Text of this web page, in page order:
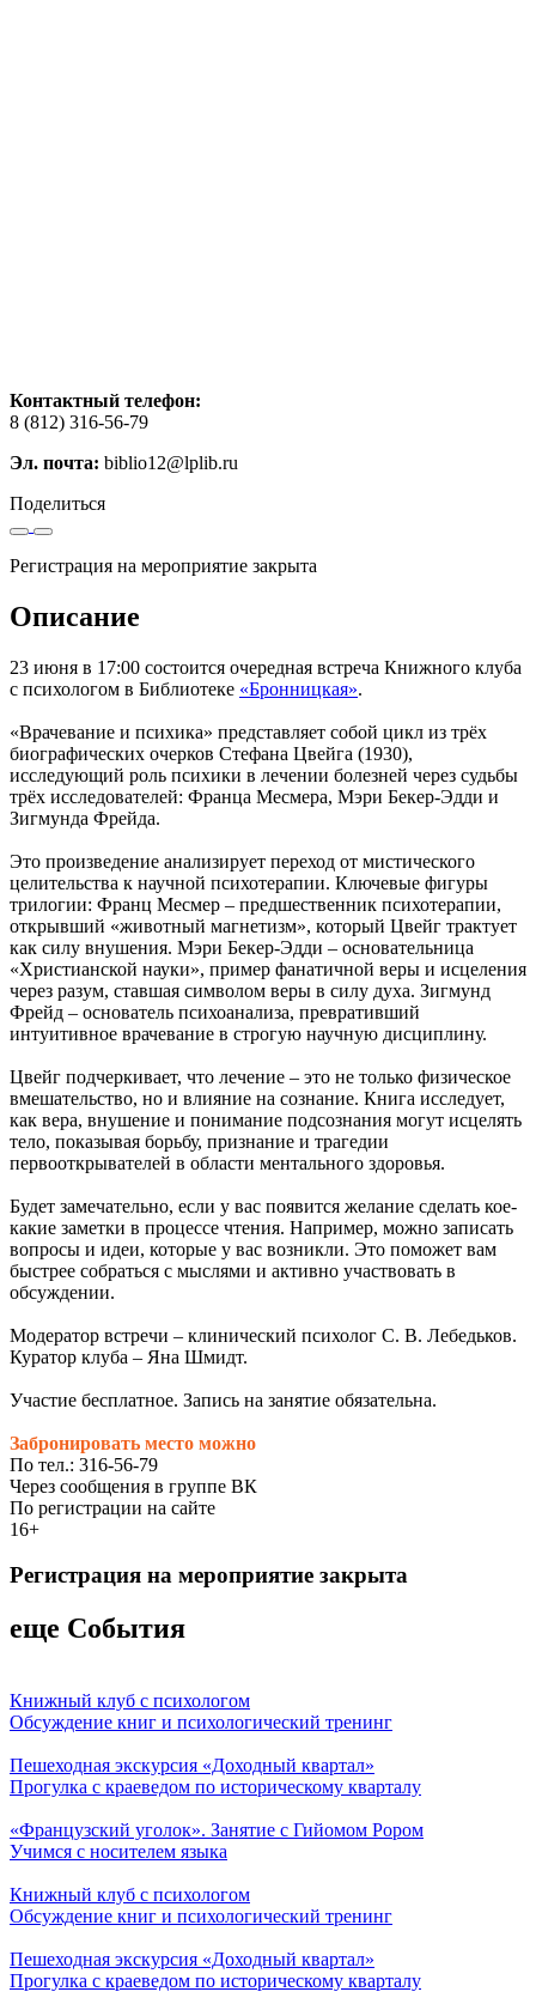
Контактный телефон:
8 (812) 316-56-79
Эл. почта: biblio12@lplib.ru
Поделиться
Регистрация на мероприятие закрыта
Описание
23 июня в 17:00 состоится очередная встреча Книжного клуба
с психологом в Библиотеке «Бронницкая».
«Врачевание и психика» представляет собой цикл из трёх
биографических очерков Стефана Цвейга (1930),
исследующий роль психики в лечении болезней через судьбы
трёх исследователей: Франца Месмера, Мэри Бекер-Эдди и
Зигмунда Фрейда.
Это произведение анализирует переход от мистического
целительства к научной психотерапии. Ключевые фигуры
трилогии: Франц Месмер – предшественник психотерапии,
открывший «животный магнетизм», который Цвейг трактует
как силу внушения. Мэри Бекер-Эдди – основательница
«Христианской науки», пример фанатичной веры и исцеления
через разум, ставшая символом веры в силу духа. Зигмунд
Фрейд – основатель психоанализа, превративший
интуитивное врачевание в строгую научную дисциплину.
Цвейг подчеркивает, что лечение – это не только физическое
вмешательство, но и влияние на сознание. Книга исследует,
как вера, внушение и понимание подсознания могут исцелять
тело, показывая борьбу, признание и трагедии
первооткрывателей в области ментального здоровья.
Будет замечательно, если у вас появится желание сделать кое-
какие заметки в процессе чтения. Например, можно записать
вопросы и идеи, которые у вас возникли. Это поможет вам
быстрее собраться с мыслями и активно участвовать в
обсуждении.
Модератор встречи – клинический психолог С. В. Лебедьков.
Куратор клуба – Яна Шмидт.
Участие бесплатное. Запись на занятие обязательна.
Забронировать место можно
По тел.: 316-56-79
Через сообщения в группе ВК
По регистрации на сайте
16+
Регистрация на мероприятие закрыта
еще События
Книжный клуб с психологом
Обсуждение книг и психологический тренинг
Пешеходная экскурсия «Доходный квартал»
Прогулка с краеведом по историческому кварталу
«Французский уголок». Занятие с Гийомом Рором
Учимся с носителем языка
Книжный клуб с психологом
Обсуждение книг и психологический тренинг
Пешеходная экскурсия «Доходный квартал»
Прогулка с краеведом по историческому кварталу